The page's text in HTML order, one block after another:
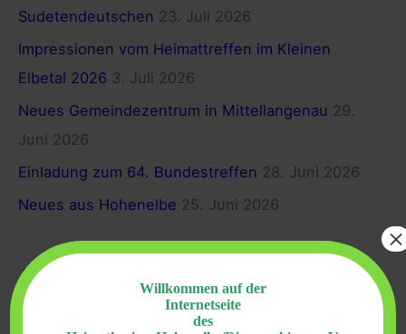
n
a
c
h
Sudetendeutschen 23. Juli 2026
Impressionen vom Heimattreffen im Kleinen
Elbetal 2026 3. Juli 2026
Neues Gemeindezentrum in Mittellangenau 29.
Juni 2026
Einladung zum 64. Bundestreffen 28. Juni 2026
Neues aus Hohenelbe 25. Juni 2026
Archiv
Willkommen auf der
Internetseite
des
×